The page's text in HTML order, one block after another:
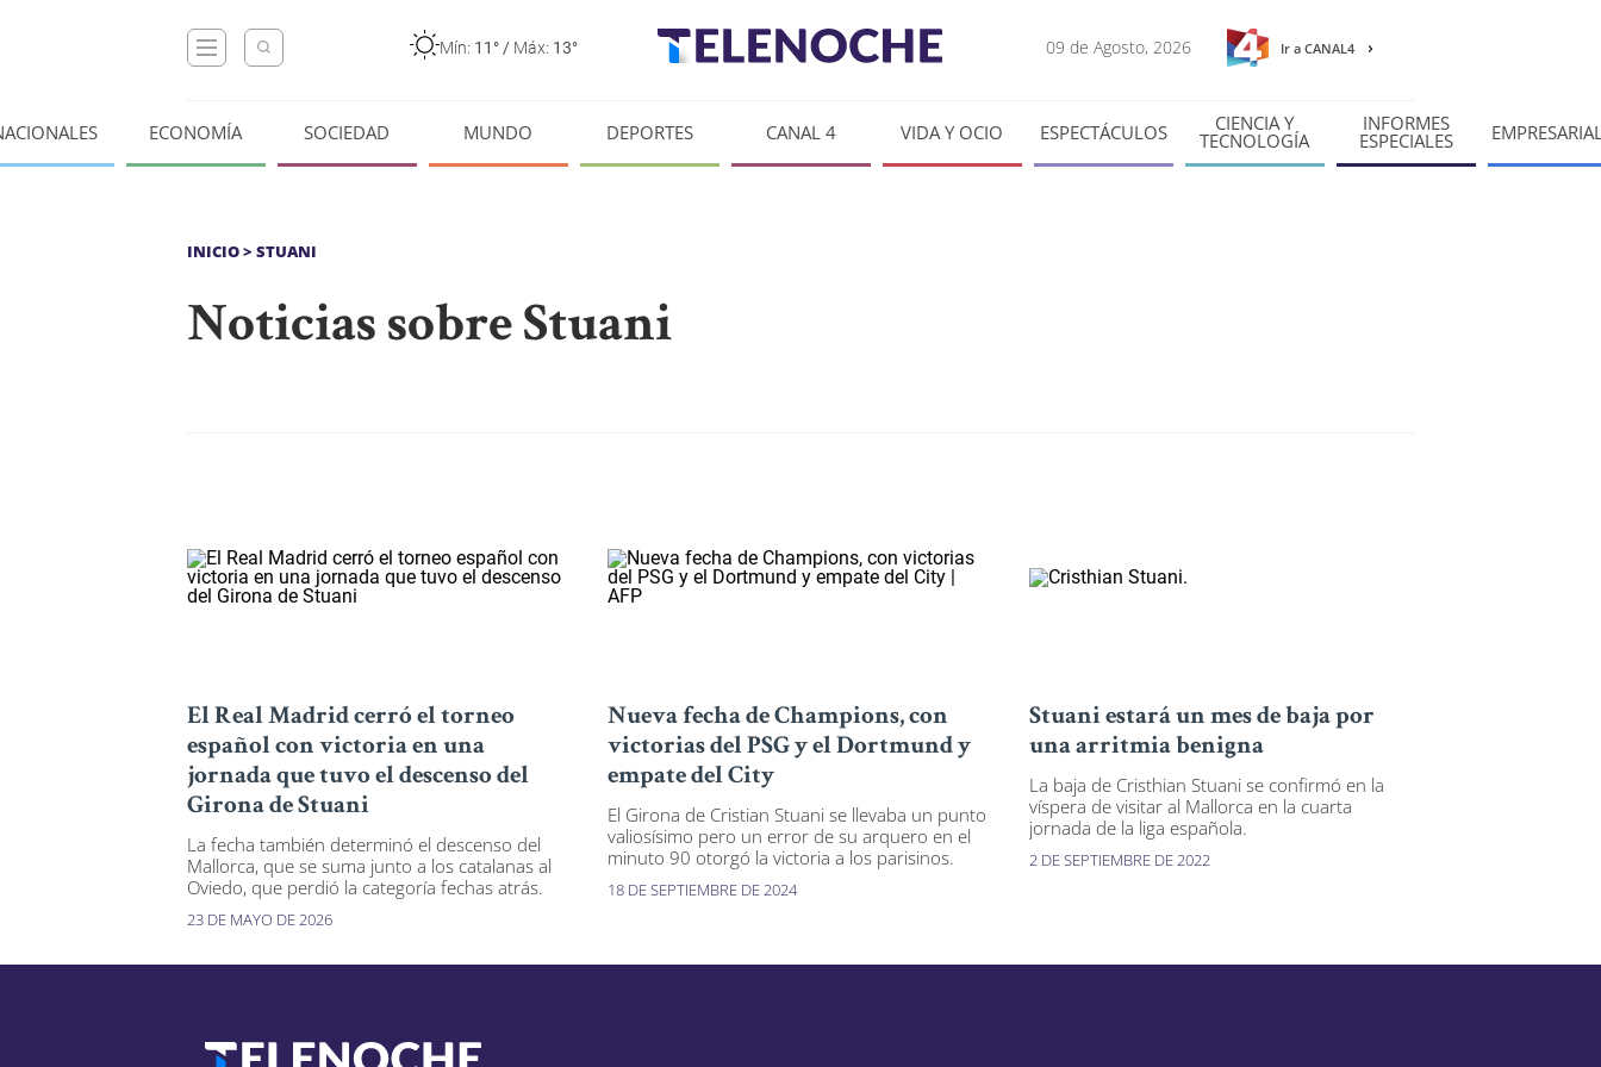
Mín: 11° / Máx: 13° 09 de Agosto, 2026 Ir a CANAL4
ECONOMÍA SOCIEDAD MUNDO DEPORTES CANAL 4 VIDA Y OCIO ESPECTÁCULOS CIENCIA Y
TECNOLOGÍA
INFORMES
ESPECIALES
INICIO> STUANI
Noticias sobre Stuani
El Real Madrid cerró el torneo
español con victoria en una
jornada que tuvo el descenso del
Girona de Stuani
La fecha también determinó el descenso del
Mallorca, que se suma junto a los catalanas al
Oviedo, que perdió la categoría fechas atrás.
23 DE MAYO DE 2026
Nueva fecha de Champions, con
victorias del PSG y el Dortmund y
empate del City
El Girona de Cristian Stuani se llevaba un punto
valiosísimo pero un error de su arquero en el
minuto 90 otorgó la victoria a los parisinos.
18 DE SEPTIEMBRE DE 2024
Stuani estará un mes de baja por
una arritmia benigna
La baja de Cristhian Stuani se confirmó en la
víspera de visitar al Mallorca en la cuarta
jornada de la liga española.
2 DE SEPTIEMBRE DE 2022